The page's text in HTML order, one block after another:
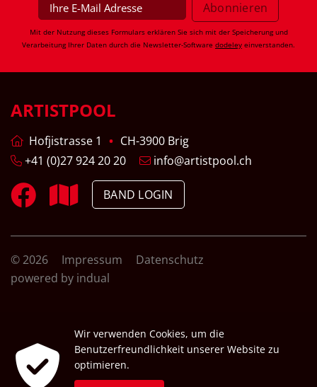
Mit der Nutzung dieses Formulars erklären Sie sich mit der Speicherung und
Verarbeitung Ihrer Daten durch die Newsletter-Software dodeley einverstanden.
ARTISTPOOL
Hofjistrasse 1
CH-3900 Brig
+41 (0)27 924 20 20
info@artistpool.ch
BAND LOGIN
© 2026 Impressum
Datenschutz
powered by indual
Wir verwenden Cookies, um die
Benutzerfreundlichkeit unserer Website zu
optimieren.